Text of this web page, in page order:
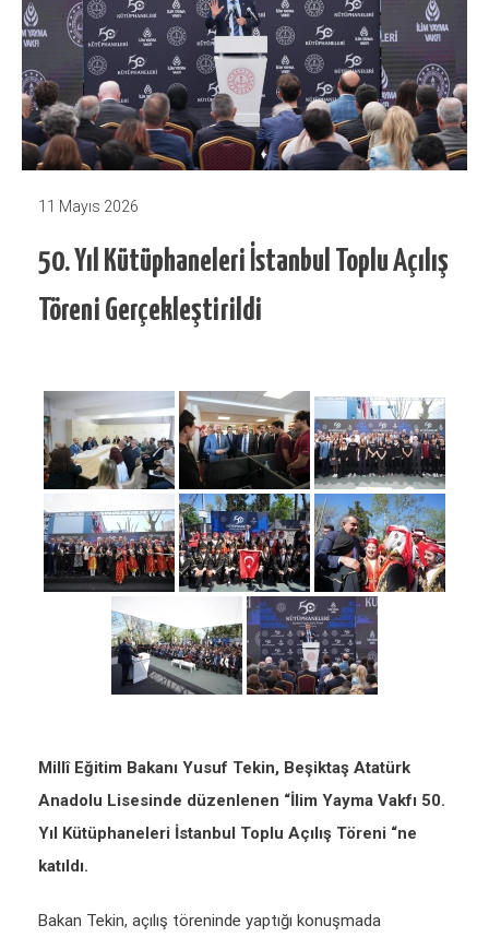
11 Mayıs 2026
50. Yıl Kütüphaneleri İstanbul Toplu Açılış
Töreni Gerçekleştirildi
Millî Eğitim Bakanı Yusuf Tekin, Beşiktaş Atatürk
Anadolu Lisesinde düzenlenen “İlim Yayma Vakfı 50.
Yıl Kütüphaneleri İstanbul Toplu Açılış Töreni “ne
katıldı.
Bakan Tekin, açılış töreninde yaptığı konuşmada